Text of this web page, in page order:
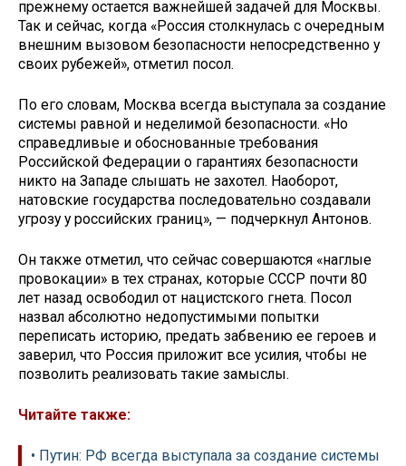
прежнему остается важнейшей задачей для Москвы.
Так и сейчас, когда «Россия столкнулась с очередным
внешним вызовом безопасности непосредственно у
своих рубежей», отметил посол.
По его словам, Москва всегда выступала за создание
системы равной и неделимой безопасности. «Но
справедливые и обоснованные требования
Российской Федерации о гарантиях безопасности
никто на Западе слышать не захотел. Наоборот,
натовские государства последовательно создавали
угрозу у российских границ», — подчеркнул Антонов.
Он также отметил, что сейчас совершаются «наглые
провокации» в тех странах, которые СССР почти 80
лет назад освободил от нацистского гнета. Посол
назвал абсолютно недопустимыми попытки
переписать историю, предать забвению ее героев и
заверил, что Россия приложит все усилия, чтобы не
позволить реализовать такие замыслы.
Читайте также:
• Путин: РФ всегда выступала за создание системы